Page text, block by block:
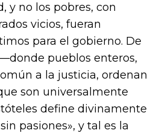
y no los pobres, con
vicios, fueran
para el gobierno. De
pueblos enteros,
a la justicia, ordenan
son universalmente
define divinamente
pasiones», y tal es la